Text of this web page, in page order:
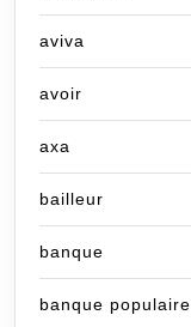
aviva
avoir
axa
bailleur
banque
banque populaire